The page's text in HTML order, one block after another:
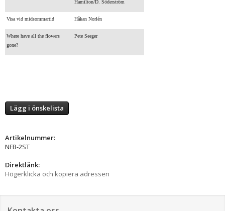
Hamilton/D. Söderström
Visa vid midsommartid Håkan Norlén
Where have all the flowers
gone?
Pete Seeger
Lägg i önskelista
Artikelnummer:
NFB-2ST
Direktlänk:
Högerklicka och kopiera adressen